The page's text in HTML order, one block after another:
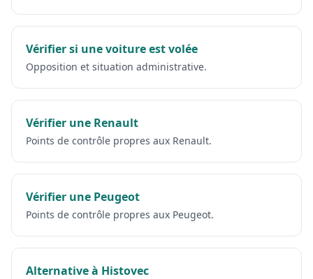
Vérifier si une voiture est volée
Opposition et situation administrative.
Vérifier une Renault
Points de contrôle propres aux Renault.
Vérifier une Peugeot
Points de contrôle propres aux Peugeot.
Alternative à Histovec